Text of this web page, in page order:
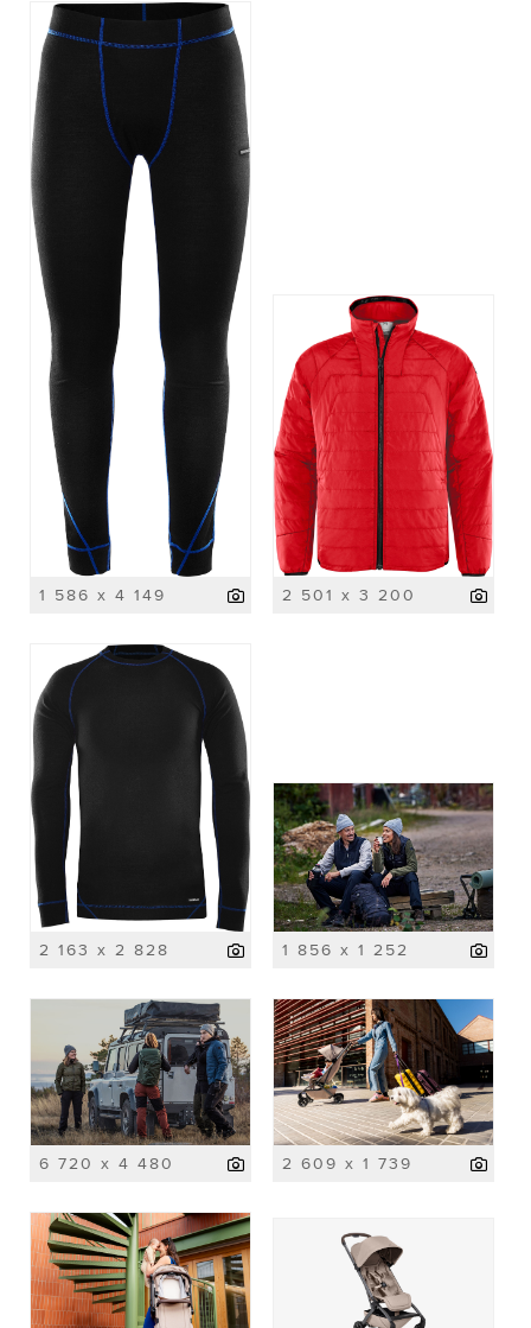
1 586 x 4 149 2 501 x 3 200
2 163 x 2 828 1 856 x 1 252
6 720 x 4 480 2 609 x 1 739